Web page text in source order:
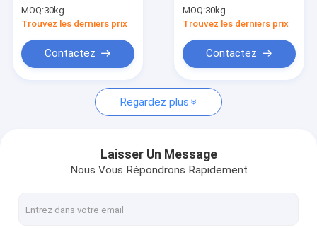
Contactez-nous
Demandez une citation
Alliage de cuivre de béryllium
Cuivre du béryllium C17300
C17510 Beryllium Copper
d'en cuivre de TH04
CuNi2Be
MOQ:30kg
Trouvez les derniers prix
Contactez
classe standard 3 de
RWMA
MOQ:30kg
Trouvez les derniers prix
Contactez
Regardez plus
Laisser Un Message
Nous Vous Répondrons Rapidement